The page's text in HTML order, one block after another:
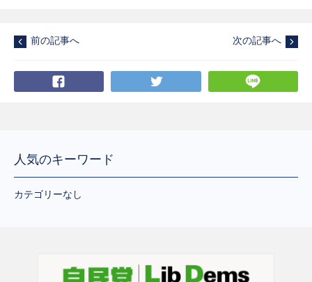
前の記事へ 次の記事へ
人気のキーワード
カテゴリーなし